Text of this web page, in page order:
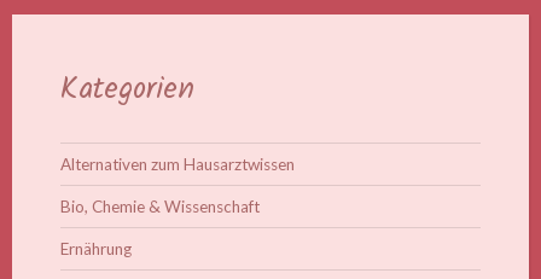
Kategorien
Alternativen zum Hausarztwissen
Bio, Chemie & Wissenschaft
Ernährung